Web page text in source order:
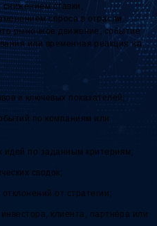
ставки,
спроса в отрасли.
рыночное движение, событие
или временная реакция на
и ключевых показателей;
по компаниям или
идей по заданным критериям;
сводок;
от стратегии;
клиента, партнёра или